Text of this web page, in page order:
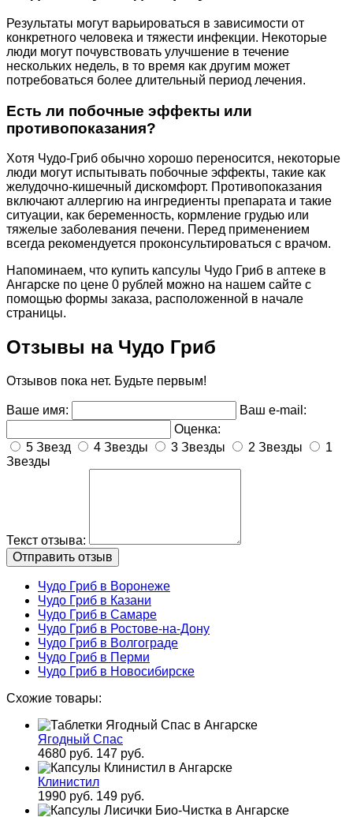
Результаты могут варьироваться в зависимости от
конкретного человека и тяжести инфекции. Некоторые
люди могут почувствовать улучшение в течение
нескольких недель, в то время как другим может
потребоваться более длительный период лечения.
Есть ли побочные эффекты или
противопоказания?
Хотя Чудо-Гриб обычно хорошо переносится, некоторые
люди могут испытывать побочные эффекты, такие как
желудочно-кишечный дискомфорт. Противопоказания
включают аллергию на ингредиенты препарата и такие
ситуации, как беременность, кормление грудью или
тяжелые заболевания печени. Перед применением
всегда рекомендуется проконсультироваться с врачом.
Напоминаем, что купить капсулы Чудо Гриб в аптеке в
Ангарске по цене 0 рублей можно на нашем сайте с
помощью формы заказа, расположенной в начале
страницы.
Отзывы на Чудо Гриб
Отзывов пока нет. Будьте первым!
Ваше имя:
Ваш e-mail:
Оценка:
5 Звезд
4 Звезды 3 Звезды 2 Звезды
1
Звезды
Текст отзыва:
Чудо Гриб в Воронеже
Чудо Гриб в Казани
Чудо Гриб в Самаре
Чудо Гриб в Ростове-на-Дону
Чудо Гриб в Волгограде
Чудо Гриб в Перми
Чудо Гриб в Новосибирске
Схожие товары:
Ягодный Спас
4680 руб. 147 руб.
Клинистил
1990 руб. 149 руб.